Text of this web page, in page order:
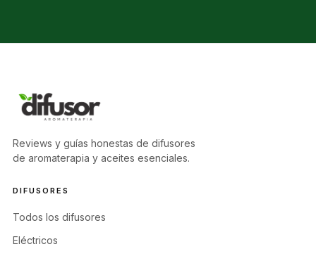
Reviews y guías honestas de difusores
de aromaterapia y aceites esenciales.
DIFUSORES
Todos los difusores
Eléctricos